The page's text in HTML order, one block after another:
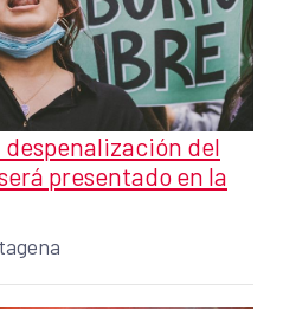
del
presentado en la